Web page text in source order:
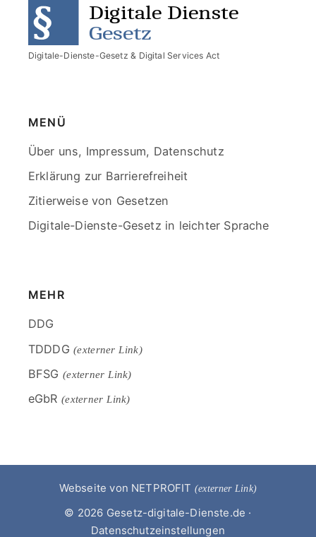
Digitale-Dienste-Gesetz & Digital Services Act
MENÜ
Skip
menu
Über uns, Impressum, Datenschutz
Erklärung zur Barrierefreiheit
Zitierweise von Gesetzen
Digitale-Dienste-Gesetz in leichter Sprache
MEHR
Skip
menu
DDG
TDDDG(externer Link)
BFSG (externer Link)
eGbR (externer Link)
Webseite von NETPROFIT (externer Link)
© 2026 Gesetz-digitale-Dienste.de ·
Datenschutzeinstellungen